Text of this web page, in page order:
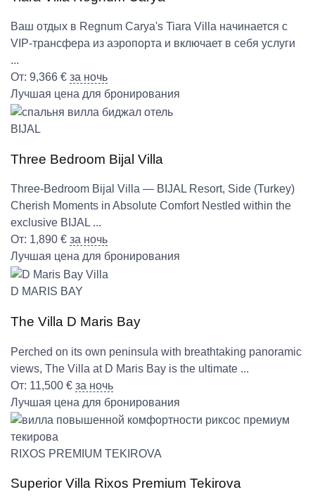
Ваш отдых в Regnum Carya's Tiara Villa начинается с
VIP-трансфера из аэропорта и включает в себя услуги
...
От: 9,366 € за ночь
Лучшая цена для бронирования
BIJAL
Three Bedroom Bijal Villa
Three-Bedroom Bijal Villa — BIJAL Resort, Side (Turkey)
Cherish Moments in Absolute Comfort Nestled within the
exclusive BIJAL ...
От: 1,890 € за ночь
Лучшая цена для бронирования
D MARIS BAY
The Villa D Maris Bay
Perched on its own peninsula with breathtaking panoramic
views, The Villa at D Maris Bay is the ultimate ...
От: 11,500 € за ночь
Лучшая цена для бронирования
RIXOS PREMIUM TEKIROVA
Superior Villa Rixos Premium Tekirova